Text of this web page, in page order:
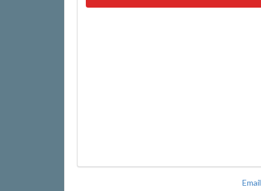
Email